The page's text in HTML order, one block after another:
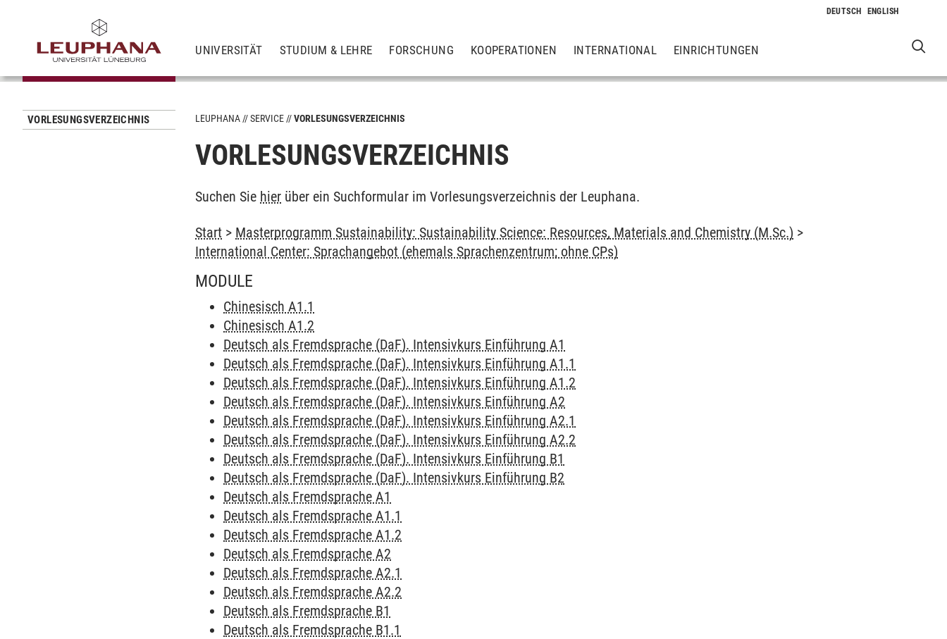
UNIVERSITÄT STUDIUM & LEHRE FORSCHUNG KOOPERATIONEN INTERNATIONAL EINRICHTUNGEN
VORLESUNGSVERZEICHNIS LEUPHANA SERVICE VORLESUNGSVERZEICHNIS
VORLESUNGSVERZEICHNIS
Suchen Sie hier über ein Suchformular im Vorlesungsverzeichnis der Leuphana.
Start > Masterprogramm Sustainability: Sustainability Science: Resources, Materials and Chemistry (M.Sc.) >
International Center: Sprachangebot (ehemals Sprachenzentrum; ohne CPs)
MODULE
Chinesisch A1.1
Chinesisch A1.2
Deutsch als Fremdsprache (DaF). Intensivkurs Einführung A1
Deutsch als Fremdsprache (DaF). Intensivkurs Einführung A1.1
Deutsch als Fremdsprache (DaF). Intensivkurs Einführung A1.2
Deutsch als Fremdsprache (DaF). Intensivkurs Einführung A2
Deutsch als Fremdsprache (DaF). Intensivkurs Einführung A2.1
Deutsch als Fremdsprache (DaF). Intensivkurs Einführung A2.2
Deutsch als Fremdsprache (DaF). Intensivkurs Einführung B1
Deutsch als Fremdsprache (DaF). Intensivkurs Einführung B2
Deutsch als Fremdsprache A1
Deutsch als Fremdsprache A1.1
Deutsch als Fremdsprache A1.2
Deutsch als Fremdsprache A2
Deutsch als Fremdsprache A2.1
Deutsch als Fremdsprache A2.2
Deutsch als Fremdsprache B1
Deutsch als Fremdsprache B1.1